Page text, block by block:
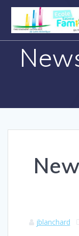
jblanchard